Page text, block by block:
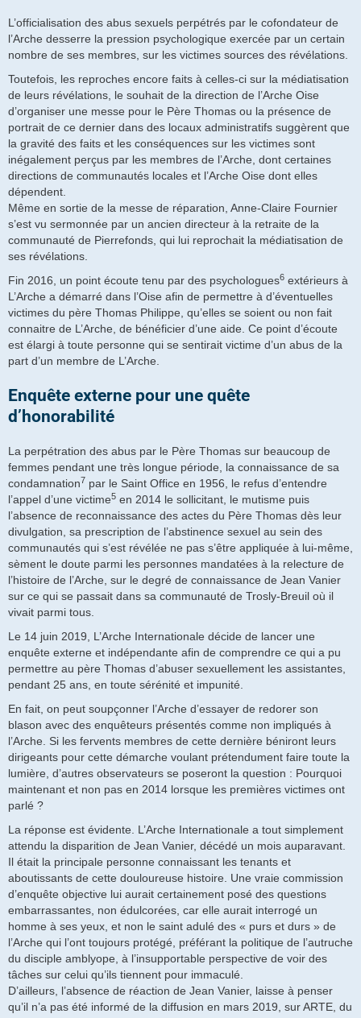
L’officialisation des abus sexuels perpétrés par le cofondateur de
l’Arche desserre la pression psychologique exercée par un certain
nombre de ses membres, sur les victimes sources des révélations.
Toutefois, les reproches encore faits à celles-ci sur la médiatisation
de leurs révélations, le souhait de la direction de l’Arche Oise
d’organiser une messe pour le Père Thomas ou la présence de
portrait de ce dernier dans des locaux administratifs suggèrent que
la gravité des faits et les conséquences sur les victimes sont
inégalement perçus par les membres de l’Arche, dont certaines
directions de communautés locales et l’Arche Oise dont elles
dépendent.
Même en sortie de la messe de réparation, Anne-Claire Fournier
s’est vu sermonnée par un ancien directeur à la retraite de la
communauté de Pierrefonds, qui lui reprochait la médiatisation de
ses révélations.
Fin 2016, un point écoute tenu par des psychologues6 extérieurs à
L’Arche a démarré dans l’Oise afin de permettre à d’éventuelles
victimes du père Thomas Philippe, qu’elles se soient ou non fait
connaitre de L’Arche, de bénéficier d’une aide. Ce point d’écoute
est élargi à toute personne qui se sentirait victime d’un abus de la
part d’un membre de L’Arche.
Enquête externe pour une quête
d’honorabilité
La perpétration des abus par le Père Thomas sur beaucoup de
femmes pendant une très longue période, la connaissance de sa
condamnation7 par le Saint Office en 1956, le refus d’entendre
l’appel d’une victime5 en 2014 le sollicitant, le mutisme puis
l’absence de reconnaissance des actes du Père Thomas dès leur
divulgation, sa prescription de l’abstinence sexuel au sein des
communautés qui s’est révélée ne pas s’être appliquée à lui-même,
sèment le doute parmi les personnes mandatées à la relecture de
l’histoire de l’Arche, sur le degré de connaissance de Jean Vanier
sur ce qui se passait dans sa communauté de Trosly-Breuil où il
vivait parmi tous.
Le 14 juin 2019, L’Arche Internationale décide de lancer une
enquête externe et indépendante afin de comprendre ce qui a pu
permettre au père Thomas d’abuser sexuellement les assistantes,
pendant 25 ans, en toute sérénité et impunité.
En fait, on peut soupçonner l’Arche d’essayer de redorer son
blason avec des enquêteurs présentés comme non impliqués à
l’Arche. Si les fervents membres de cette dernière béniront leurs
dirigeants pour cette démarche voulant prétendument faire toute la
lumière, d’autres observateurs se poseront la question : Pourquoi
maintenant et non pas en 2014 lorsque les premières victimes ont
parlé ?
La réponse est évidente. L’Arche Internationale a tout simplement
attendu la disparition de Jean Vanier, décédé un mois auparavant.
Il était la principale personne connaissant les tenants et
aboutissants de cette douloureuse histoire. Une vraie commission
d’enquête objective lui aurait certainement posé des questions
embarrassantes, non édulcorées, car elle aurait interrogé un
homme à ses yeux, et non le saint adulé des « purs et durs » de
l’Arche qui l’ont toujours protégé, préférant la politique de l’autruche
du disciple amblyope, à l’insupportable perspective de voir des
tâches sur celui qu’ils tiennent pour immaculé.
D’ailleurs, l’absence de réaction de Jean Vanier, laisse à penser
qu’il n’a pas été informé de la diffusion en mars 2019, sur ARTE, du